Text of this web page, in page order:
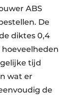
ABS
De
diktes 0,4
hoeveelheden
tijd
wat er
de